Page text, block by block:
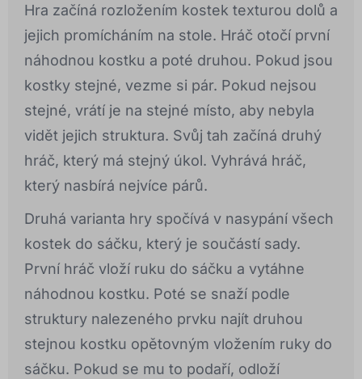
Hra začíná rozložením kostek texturou dolů a
jejich promícháním na stole. Hráč otočí první
náhodnou kostku a poté druhou. Pokud jsou
kostky stejné, vezme si pár. Pokud nejsou
stejné, vrátí je na stejné místo, aby nebyla
vidět jejich struktura. Svůj tah začíná druhý
hráč, který má stejný úkol. Vyhrává hráč,
který nasbírá nejvíce párů.
Druhá varianta hry spočívá v nasypání všech
kostek do sáčku, který je součástí sady.
První hráč vloží ruku do sáčku a vytáhne
náhodnou kostku. Poté se snaží podle
struktury nalezeného prvku najít druhou
stejnou kostku opětovným vložením ruky do
sáčku. Pokud se mu to podaří, odloží